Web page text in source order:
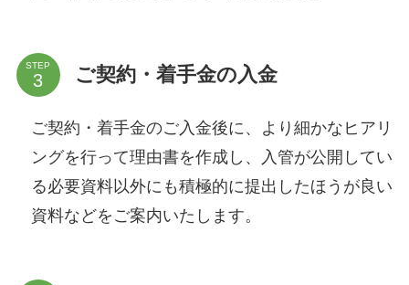
STEP ご契約・着手金の入金
ご契約・着手金のご入金後に、より細かなヒアリ
ングを行って理由書を作成し、入管が公開してい
る必要資料以外にも積極的に提出したほうが良い
資料などをご案内いたします。